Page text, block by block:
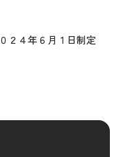
２４年６月１日制定